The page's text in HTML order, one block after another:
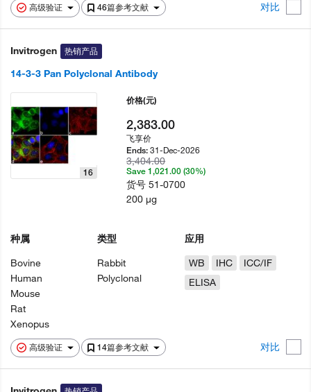
高级验证 46篇参考文献 对比
Invitrogen 热销产品
14-3-3 Pan Polyclonal Antibody
高级验证 14篇参考文献 对比
16
种属
Bovine
Human
Mouse
Rat
Xenopus
类型
Rabbit
Polyclonal
应用
WB
IHC
ICC/IF
ELISA
价格(元)
2,383.00
飞享价
Ends:31-Dec-2026
3,404.00
Save 1,021.00 (30%)
货号51-0700
200 µg